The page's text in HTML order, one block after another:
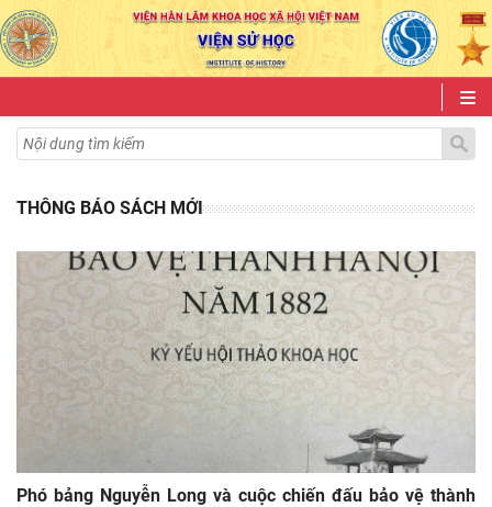
THÔNG BÁO SÁCH MỚI
Phó bảng Nguyễn Long và cuộc chiến đấu bảo vệ thành